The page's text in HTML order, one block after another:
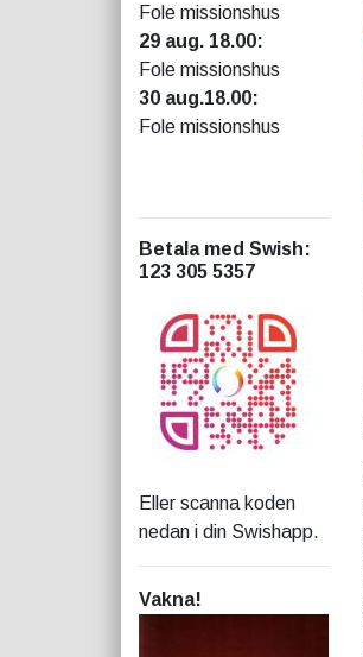
Fole missionshus
29 aug. 18.00:
Fole missionshus
30 aug.18.00:
Fole missionshus
Betala med Swish:
123 305 5357
Eller scanna koden
nedan i din Swishapp.
Vakna!